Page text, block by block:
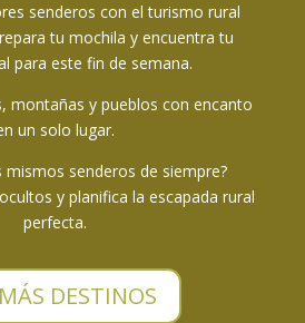
senderos con el turismo rural
tu mochila y encuentra tu
para este fin de semana.
montañas y pueblos con encanto
un solo lugar.
mismos senderos de siempre?
y planifica la escapada rural
perfecta.
DESTINOS